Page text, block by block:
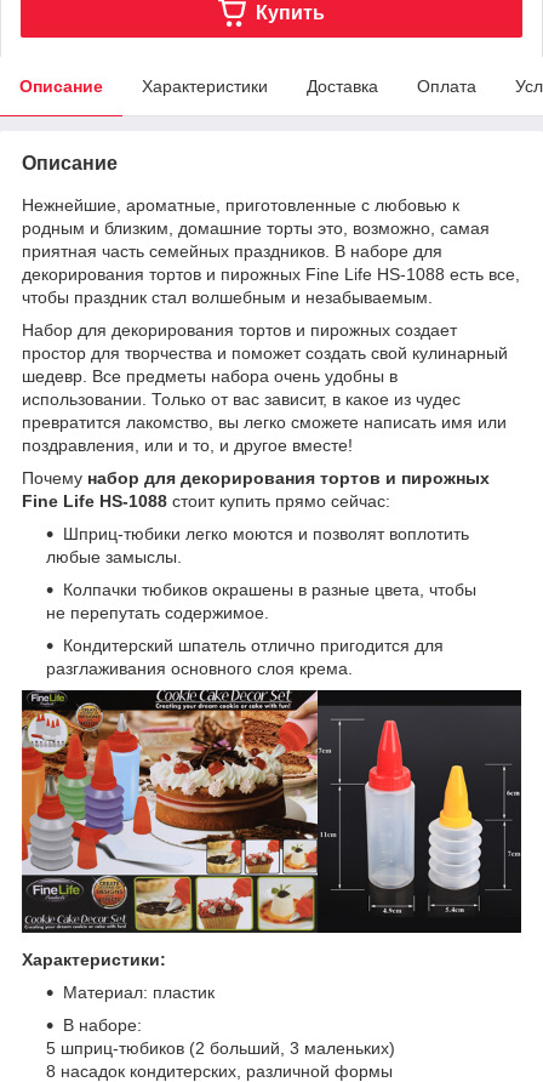
Купить
Описание Характеристики Доставка Оплата
Описание
Нежнейшие, ароматные, приготовленные с любовью к
родным и близким, домашние торты это, возможно, самая
приятная часть семейных праздников. В наборе для
декорирования тортов и пирожных Fine Life HS-1088 есть все,
чтобы праздник стал волшебным и незабываемым.
Набор для декорирования тортов и пирожных создает
простор для творчества и поможет создать свой кулинарный
шедевр. Все предметы набора очень удобны в
использовании. Только от вас зависит, в какое из чудес
превратится лакомство, вы легко сможете написать имя или
поздравления, или и то, и другое вместе!
Почему набор для декорирования тортов и пирожных
Fine Life HS-1088 стоит купить прямо сейчас:
Шприц-тюбики легко моются и позволят воплотить
любые замыслы.
Колпачки тюбиков окрашены в разные цвета, чтобы
не перепутать содержимое.
Кондитерский шпатель отлично пригодится для
разглаживания основного слоя крема.
Характеристики:
Материал: пластик
В наборе:
5 шприц-тюбиков (2 больший, 3 маленьких)
8 насадок кондитерских, различной формы